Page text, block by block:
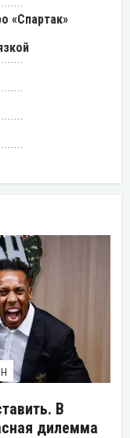
«Спартак»
В
дилемма